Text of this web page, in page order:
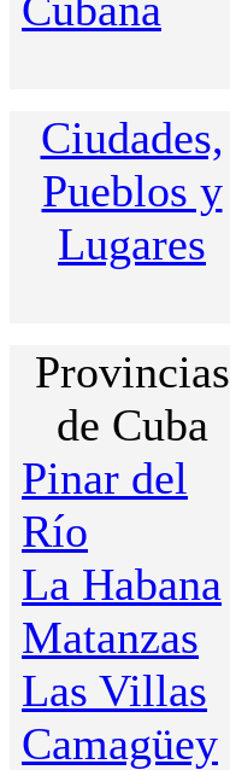
Ciudades,
Pueblos y
Lugares
Provincias
de Cuba
Pinar del
Río
La Habana
Matanzas
Las Villas
Camagüey